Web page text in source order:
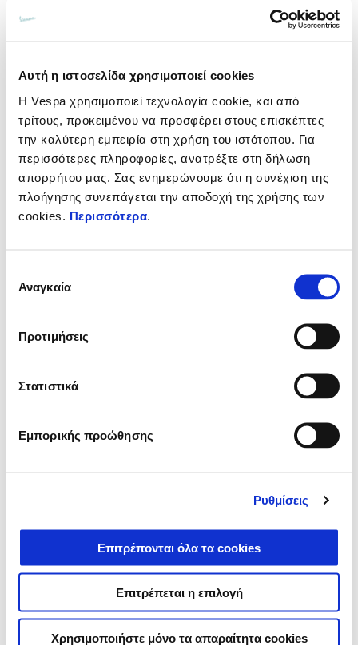
Αυτή η ιστοσελίδα χρησιμοποιεί cookies
Η Vespa χρησιμοποιεί τεχνολογία cookie, και από
τρίτους, προκειμένου να προσφέρει στους επισκέπτες
την καλύτερη εμπειρία στη χρήση του ιστότοπου. Για
περισσότερες πληροφορίες, ανατρέξτε στη δήλωση
απορρήτου μας. Σας ενημερώνουμε ότι η συνέχιση της
πλοήγησης συνεπάγεται την αποδοχή της χρήσης των
cookies. Περισσότερα
συγκατάθεσης
Αναγκαία
Προτιμήσεις
Στατιστικά
Εμπορικής προώθησης
Ρυθμίσεις
Επιτρέπονται όλα τα cookies
Επιτρέπεται η επιλογή
Χρησιμοποιήστε μόνο τα απαραίτητα cookies